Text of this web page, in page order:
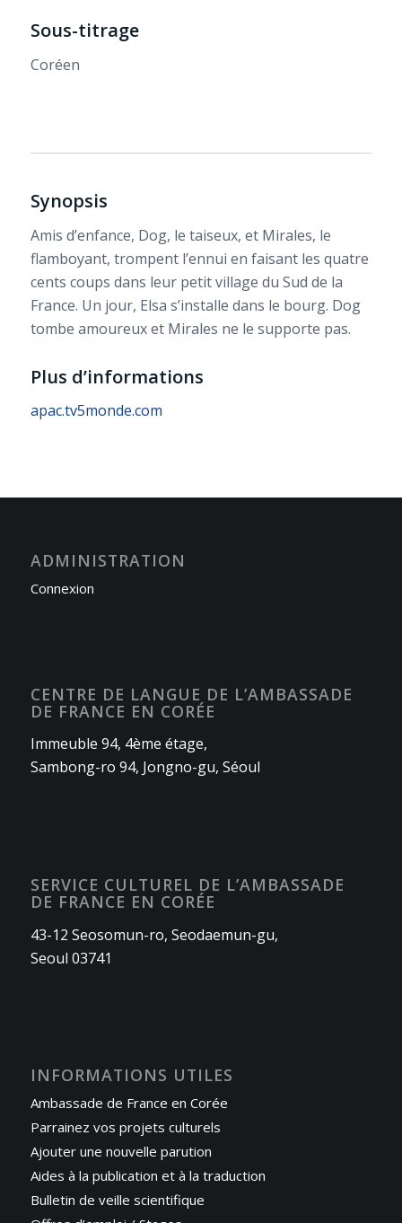
Sous-titrage
Coréen
Synopsis
Amis d’enfance, Dog, le taiseux, et Mirales, le
flamboyant, trompent l’ennui en faisant les quatre
cents coups dans leur petit village du Sud de la
France. Un jour, Elsa s’installe dans le bourg. Dog
tombe amoureux et Mirales ne le supporte pas.
Plus d’informations
apac.tv5monde.com
ADMINISTRATION
Connexion
CENTRE DE LANGUE DE L’AMBASSADE
DE FRANCE EN CORÉE
Immeuble 94, 4ème étage,
Sambong-ro 94, Jongno-gu, Séoul
SERVICE CULTUREL DE L’AMBASSADE
DE FRANCE EN CORÉE
43-12 Seosomun-ro, Seodaemun-gu,
Seoul 03741
INFORMATIONS UTILES
Ambassade de France en Corée
Parrainez vos projets culturels
Ajouter une nouvelle parution
Aides à la publication et à la traduction
Bulletin de veille scientifique